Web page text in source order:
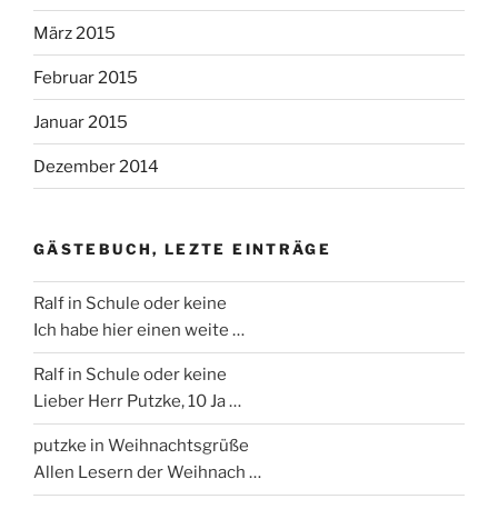
März 2015
Februar 2015
Januar 2015
Dezember 2014
GÄSTEBUCH, LEZTE EINTRÄGE
Ralf in Schule oder keine
Ich habe hier einen weite …
Ralf in Schule oder keine
Lieber Herr Putzke, 10 Ja …
putzke in Weihnachtsgrüße
Allen Lesern der Weihnach …